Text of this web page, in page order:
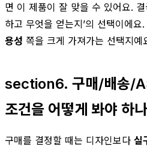
면 이 제품이 잘 맞을 수 있어요.
하고 무엇을 얻는지’의 선택이에요
용성 쪽을 크게 가져가는 선택지예
section6. 구매/배송/
조건을 어떻게 봐야 하
구매를 결정할 때는 디자인보다 실